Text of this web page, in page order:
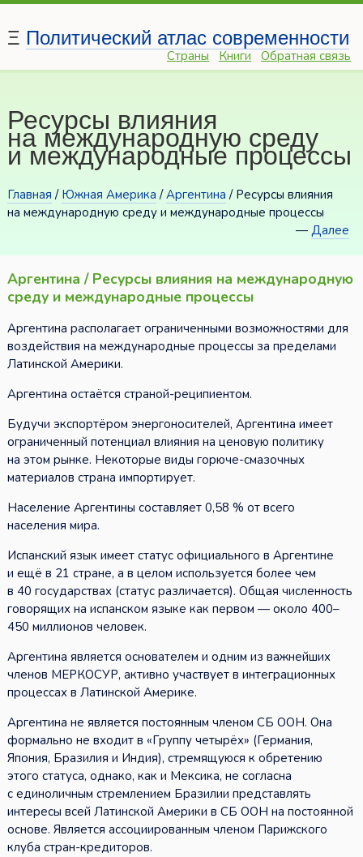
Ξ Политический атлас современности
Страны Книги Обратная связь
Ресурсы влияния
на международную среду
и международные процессы
Главная / Южная Америка /Аргентина / Ресурсы влияния
на международную среду и международные процессы
—Далее
Аргентина / Ресурсы влияния на международную
среду и международные процессы
Аргентина располагает ограниченными возможностями для
воздействия на международные процессы за пределами
Латинской Америки.
Аргентина остаётся страной-реципиентом.
Будучи экспортёром энергоносителей, Аргентина имеет
ограниченный потенциал влияния на ценовую политику
на этом рынке. Некоторые виды горюче-смазочных
материалов страна импортирует.
Население Аргентины составляет 0,58 % от всего
населения мира.
Испанский язык имеет статус официального в Аргентине
и ещё в 21 стране, а в целом используется более чем
в 40 государствах (статус различается). Общая численность
говорящих на испанском языке как первом — около 400–
450 миллионов человек.
Аргентина является основателем и одним из важнейших
членов МЕРКОСУР, активно участвует в интеграционных
процессах в Латинской Америке.
Аргентина не является постоянным членом СБ ООН. Она
формально не входит в «Группу четырёх» (Германия,
Япония, Бразилия и Индия), стремящуюся к обретению
этого статуса, однако, как и Мексика, не согласна
с единоличным стремлением Бразилии представлять
интересы всей Латинской Америки в СБ ООН на постоянной
основе. Является ассоциированным членом Парижского
клуба стран-кредиторов.